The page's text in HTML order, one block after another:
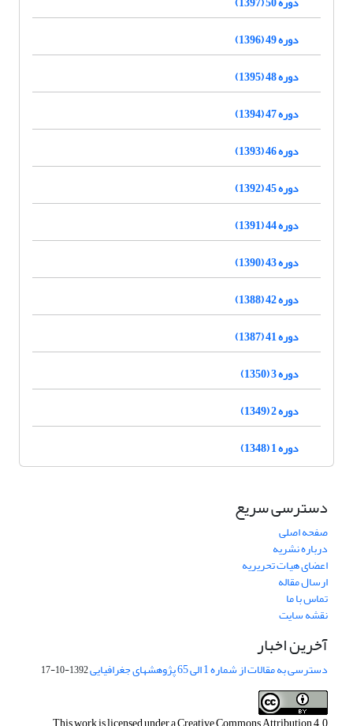
دوره 49 (1396)
دوره 48 (1395)
دوره 47 (1394)
دوره 46 (1393)
دوره 45 (1392)
دوره 44 (1391)
دوره 43 (1390)
دوره 42 (1388)
دوره 41 (1387)
دوره 3 (1350)
دوره 2 (1349)
دوره 1 (1348)
دسترسی سریع
صفحه اصلی
درباره نشریه
اعضای هیات تحریریه
ارسال مقاله
تماس با ما
نقشه سایت
آخرین اخبار
دسترسی به مقالات از شماره 1 الی 65 پژوهشهای جغرافیایی 1392-10-17